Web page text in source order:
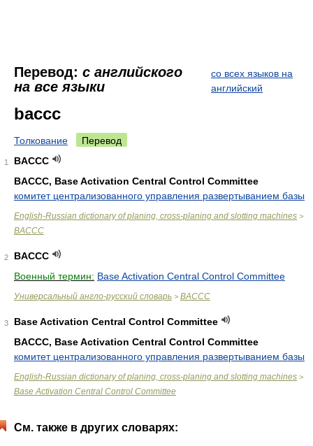
Перевод: с английского
на все языки
со всех языков на
английский
baccc
Толкование Перевод
1
BACCC
BACCC, Base Activation Central Control Committee
комитет централизованного управления развертыванием базы
English-Russian dictionary of planing, cross-planing and slotting machines >
BACCC
2
BACCC
Военный термин: Base Activation Central Control Committee
Универсальный англо-русский словарь > BACCC
3
Base Activation Central Control Committee
BACCC, Base Activation Central Control Committee
комитет централизованного управления развертыванием базы
English-Russian dictionary of planing, cross-planing and slotting machines >
Base Activation Central Control Committee
См. также в других словарях: